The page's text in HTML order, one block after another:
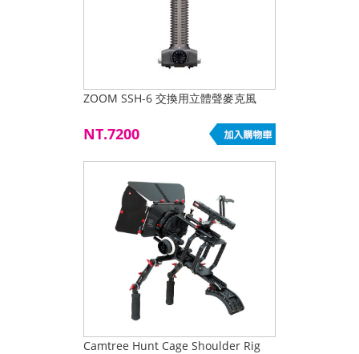
ZOOM SSH-6 交換用立體聲麥克風
NT.7200
Camtree Hunt Cage Shoulder Rig